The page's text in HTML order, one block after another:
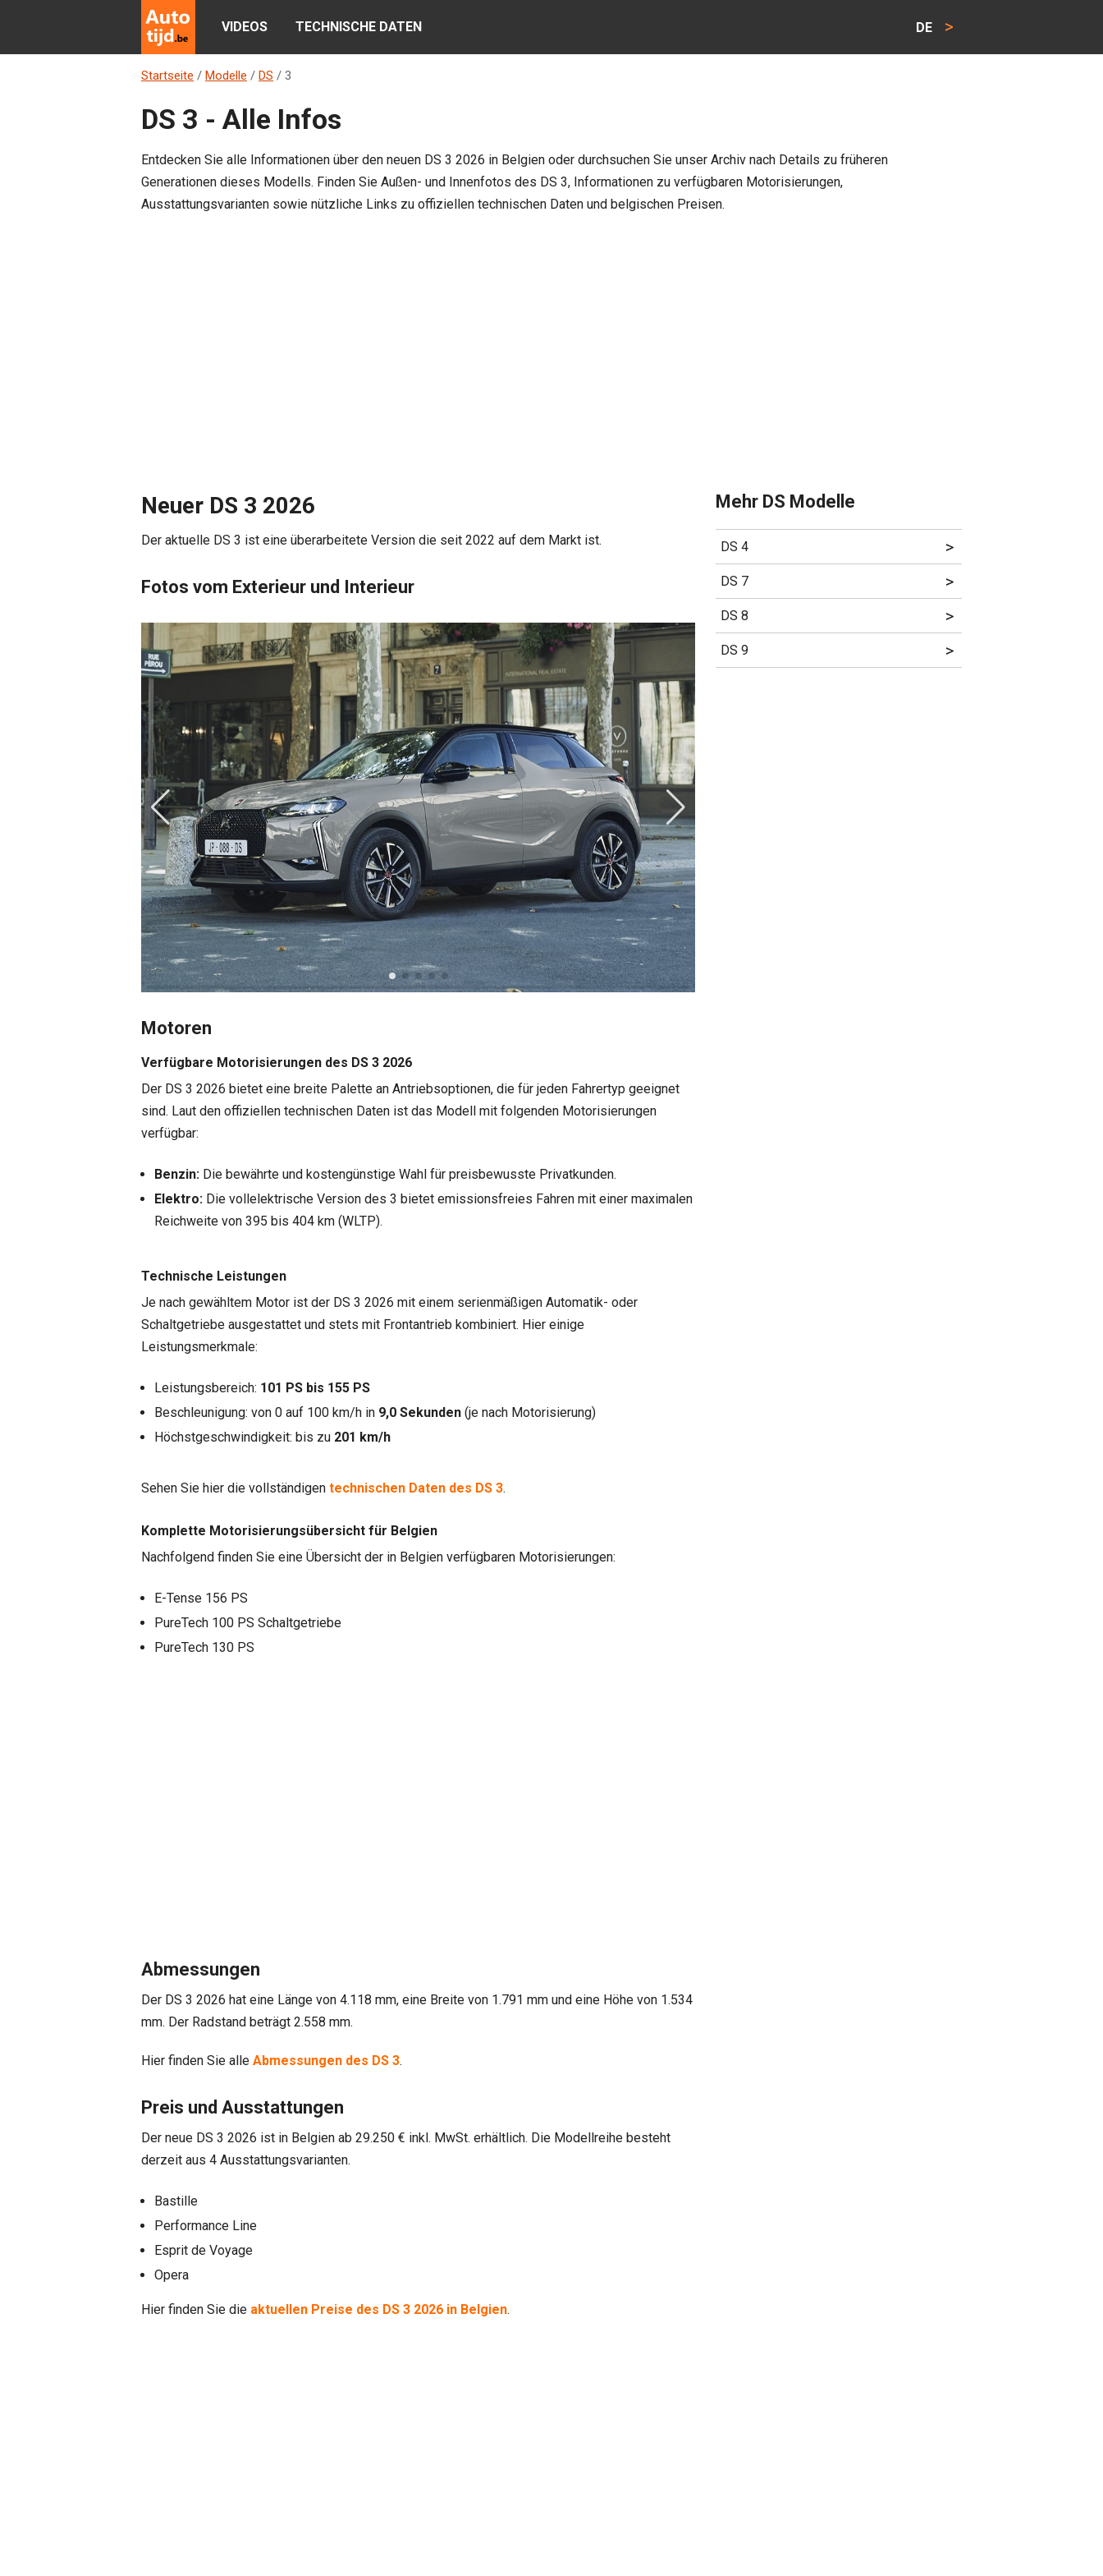
VIDEOS TECHNISCHE DATEN DE >
Startseite / Modelle / DS / 3
DS 3 - Alle Infos
Entdecken Sie alle Informationen über den neuen DS 3 2026 in Belgien oder durchsuchen Sie unser Archiv nach Details zu früheren
Generationen dieses Modells. Finden Sie Außen- und Innenfotos des DS 3, Informationen zu verfügbaren Motorisierungen,
Ausstattungsvarianten sowie nützliche Links zu offiziellen technischen Daten und belgischen Preisen.
Neuer DS 3 2026
Der aktuelle DS 3 ist eine überarbeitete Version die seit 2022 auf dem Markt ist.
Fotos vom Exterieur und Interieur
Motoren
Verfügbare Motorisierungen des DS 3 2026
Der DS 3 2026 bietet eine breite Palette an Antriebsoptionen, die für jeden Fahrertyp geeignet
sind. Laut den offiziellen technischen Daten ist das Modell mit folgenden Motorisierungen
verfügbar:
Benzin: Die bewährte und kostengünstige Wahl für preisbewusste Privatkunden.
Elektro: Die vollelektrische Version des 3 bietet emissionsfreies Fahren mit einer maximalen
Reichweite von 395 bis 404 km (WLTP).
Technische Leistungen
Je nach gewähltem Motor ist der DS 3 2026 mit einem serienmäßigen Automatik- oder
Schaltgetriebe ausgestattet und stets mit Frontantrieb kombiniert. Hier einige
Leistungsmerkmale:
Leistungsbereich: 101 PS bis 155 PS
Beschleunigung: von 0 auf 100 km/h in 9,0 Sekunden (je nach Motorisierung)
Höchstgeschwindigkeit: bis zu 201 km/h
Sehen Sie hier die vollständigen technischen Daten des DS 3.
Komplette Motorisierungsübersicht für Belgien
Nachfolgend finden Sie eine Übersicht der in Belgien verfügbaren Motorisierungen:
E-Tense 156 PS
PureTech 100 PS Schaltgetriebe
PureTech 130 PS
Abmessungen
Der DS 3 2026 hat eine Länge von 4.118 mm, eine Breite von 1.791 mm und eine Höhe von 1.534
mm. Der Radstand beträgt 2.558 mm.
Hier finden Sie alle Abmessungen des DS 3.
Preis und Ausstattungen
Der neue DS 3 2026 ist in Belgien ab 29.250 € inkl. MwSt. erhältlich. Die Modellreihe besteht
derzeit aus 4 Ausstattungsvarianten.
Bastille
Performance Line
Esprit de Voyage
Opera
Hier finden Sie die aktuellen Preise des DS 3 2026 in Belgien.
Mehr DS Modelle
DS 4 >
DS 7 >
DS 8 >
DS 9 >